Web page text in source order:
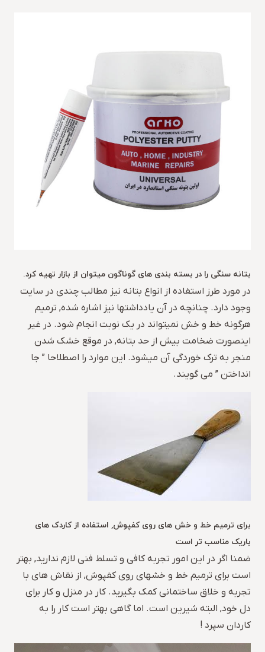
بتانه سنگی را در بسته بندی های گوناگون میتوان از بازار تهیه کرد.
در مورد طرز استفاده از انواع بتانه نیز مطالب چندی در سایت
وجود دارد. چنانچه در آن یادداشتها نیز اشاره شده, ترمیم
هرگونه خط و خش نمیتواند در یک نوبت انجام شود. در غیر
اینصورت ضخامت بیش از حد بتانه, در موقع خشک شدن
منجر به ترک خوردگی آن میشود. این موارد را اصطلاحا ” جا
انداختن ” می گویند.
برای ترمیم خط و خش های روی کفپوش, استفاده از کاردک های
باریک مناسب تر است
ضمنا اگر در این امور تجربه کافی و تسلط فنی لازم ندارید, بهتر
است برای ترمیم خط و خشهای روی کفپوش, از نقاش های با
تجربه و خلاق ساختمانی کمک بگیرید. کار در منزل و کار برای
دل خود, البته شیرین است. اما گاهی بهتر است کار را به
کاردان سپرد !